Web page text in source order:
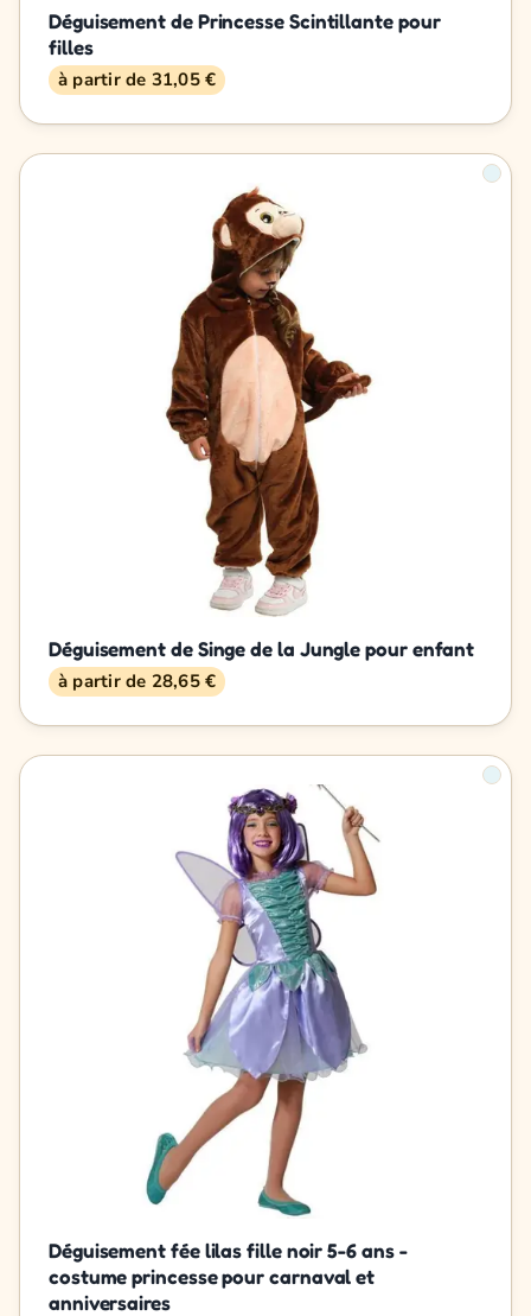
Déguisement de Princesse Scintillante pour
filles
à partir de 31,05 €
Déguisement de Singe de la Jungle pour enfant
à partir de 28,65 €
Déguisement fée lilas fille noir 5-6 ans -
costume princesse pour carnaval et
anniversaires